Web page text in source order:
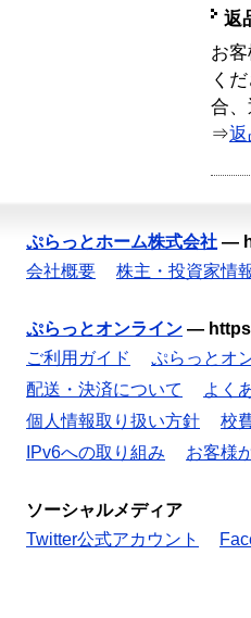
返
お
く
合
⇒
ぷらっとホーム株式会社 —
会社概要
株主・投資家情
ぷらっとオンライン —
ご利用ガイド
ぷらっとオ
配送・決済について
よく
個人情報取り扱い方針
校
IPv6への取り組み
お客様
ソーシャルメディア
Twitter公式アカウント